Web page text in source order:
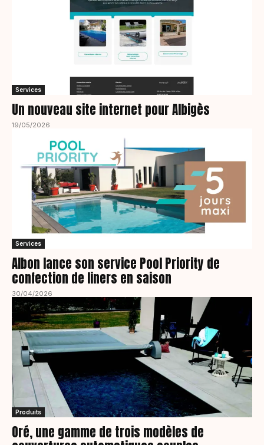
Services
Un nouveau site internet pour Albigès
19/05/2026
Services
Albon lance son service Pool Priority de
confection de liners en saison
30/04/2026
Produits
Oré, une gamme de trois modèles de